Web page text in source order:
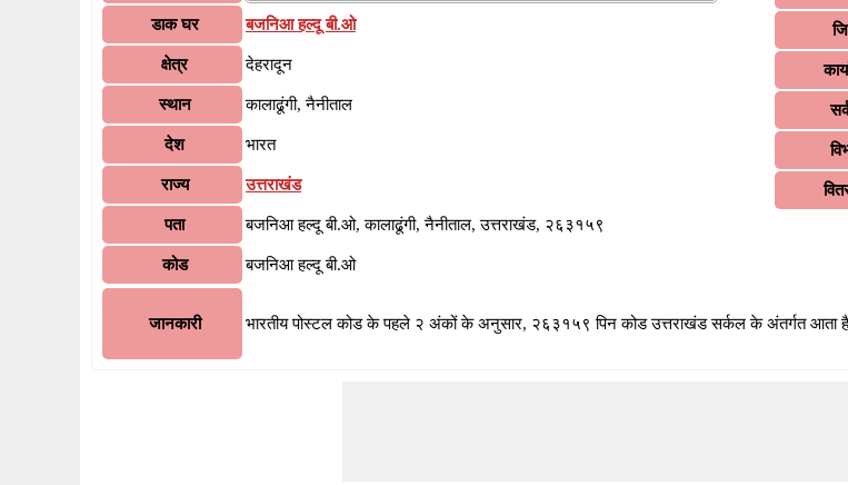
डाक घर बजनिआ हल्दू बी.ओ
क्षेत्र देहरादून
स्थान कालाढूंगी, नैनीताल
देश भारत
राज्य उत्तराखंड
पता बजनिआ हल्दू बी.ओ, कालाढूंगी, नैनीताल, उत्तराखंड, २६३१५९
कोड बजनिआ हल्दू बी.ओ
जानकारी भारतीय पोस्टल कोड के पहले २ अंकों के अनुसार, २६३१५९ पिन कोड उत्तराखंड सर्कल के अंतर्गत आता